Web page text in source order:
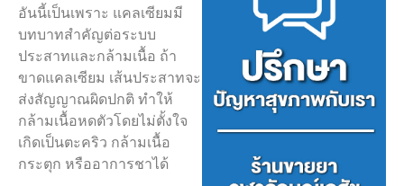
อันนี้เป็นเพราะ แคลเซียมมี
บทบาทสำคัญต่อระบบ
ประสาทและกล้ามเนื้อ ถ้า
ขาดแคลเซียม เส้นประสาทจะ
ส่งสัญญาณผิดปกติ ทำให้
กล้ามเนื้อหดตัวโดยไม่ตั้งใจ
เกิดเป็นตะคริว กล้ามเนื้อ
กระตุก หรืออาการชาได้